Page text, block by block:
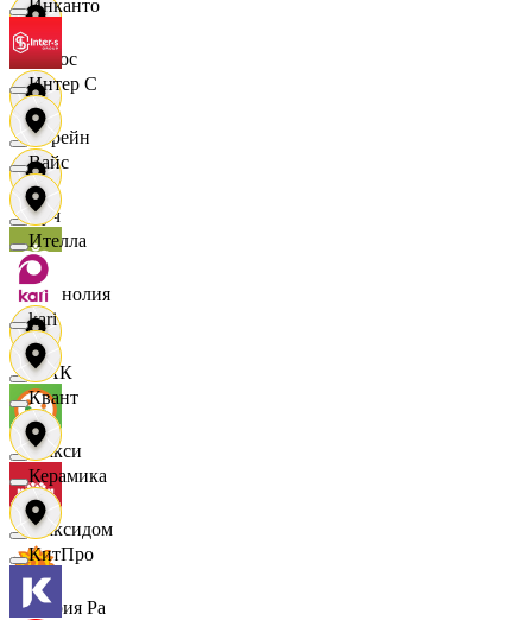
Логос
Лорейн
Луч
Магнолия
МАК
Макси
Максидом
Мария Ра
Инканто
Интер С
Вайс
Ителла
kari
Квант
Керамика
КитПро